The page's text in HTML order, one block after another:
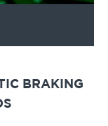
BRAKING